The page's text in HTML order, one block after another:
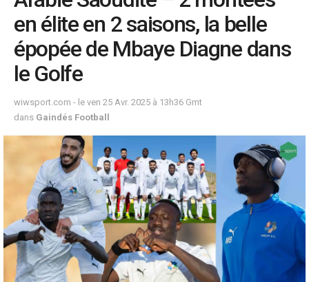
en élite en 2 saisons, la belle
épopée de Mbaye Diagne dans
le Golfe
wiwsport.com - le ven 25 Avr. 2025 à 13h36 Gmt
dans Gaindés Football